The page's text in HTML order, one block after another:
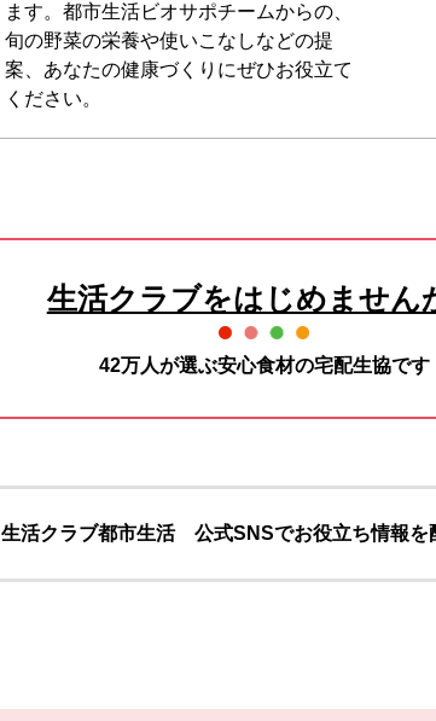
ます。都市生活ビオサポチームからの、
旬の野菜の栄養や使いこなしなどの提
案、あなたの健康づくりにぜひお役立て
ください。
生活クラブをはじめません
42万人が選ぶ安心食材の宅配生協です
生活クラブ都市生活 公式SNSでお役立ち情報を